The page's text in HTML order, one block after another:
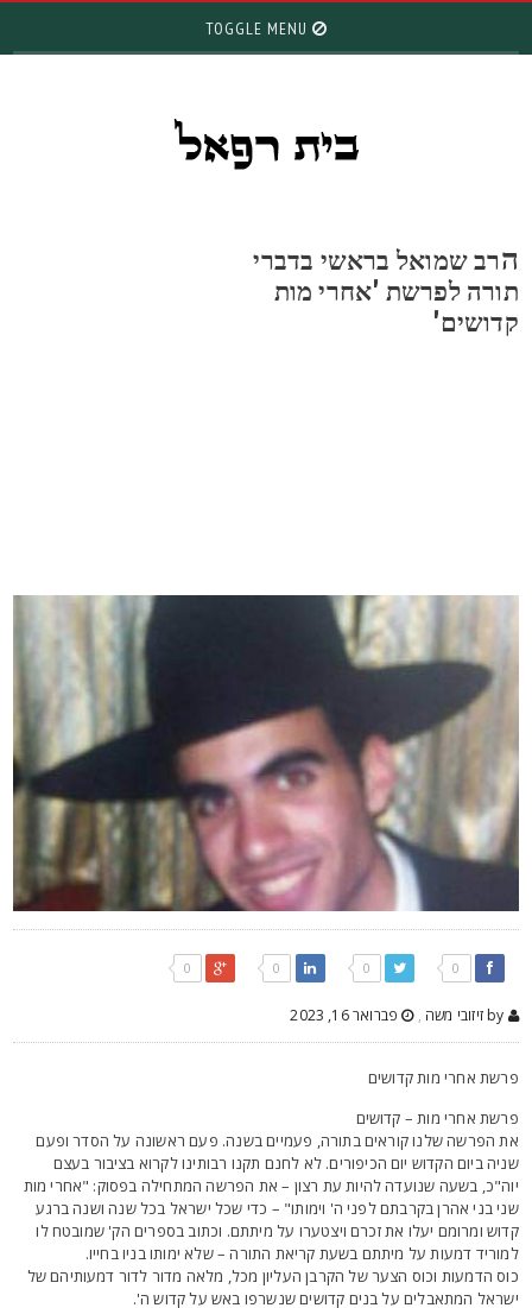
TOGGLE MENU
רב שמואל בראשי בדברי
לפרשת 'אחרי מות
, פברואר 16, 2023
אחרי מות קדושים
אחרי מות – קדושים
הפרשה שלנו קוראים בתורה, פעמיים בשנה. פעם ראשונה על הסדר ופעם
ביום הקדוש יום הכיפורים. לא לחנם תקנו רבותינו לקרוא בציבור בעצם
בשעה שנועדה להיות עת רצון – את הפרשה המתחילה בפסוק: "אחרי מות
בני אהרן בקרבתם לפני ה' וימותו" – כדי שכל ישראל בכל שנה ושנה ברגע
ומרומם יעלו את זכרם ויצטערו על מיתתם. וכתוב בספרים הק' שמובטח לו
דמעות על מיתתם בשעת קריאת התורה – שלא ימותו בניו בחייו.
הדמעות וכוס הצער של הקרבן העליון מכל, מלאה מדור לדור דמעותיהם של
המתאבלים על בנים קדושים שנשרפו באש על קדוש ה'.